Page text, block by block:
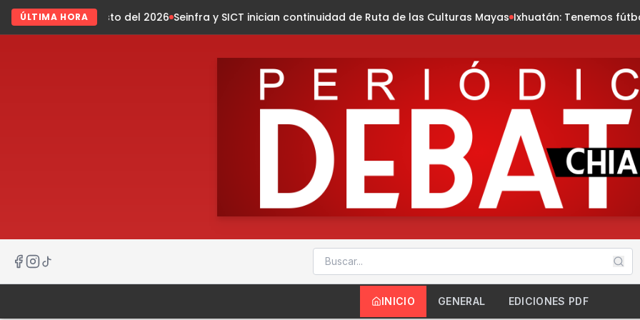
ÚLTIMA HORA
del 2026 Seinfra y SICT inician continuidad de Ruta de las Culturas Mayas Ixhuatán: Tenemos fútbol de verano sub 15
INICIO GENERAL EDICIONES PDF